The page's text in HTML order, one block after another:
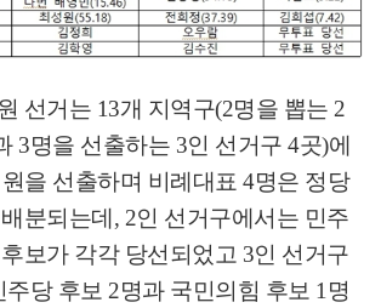
선거는 13개 지역구(2명을 뽑는 2
3명을 선출하는 3인 선거구 4곳)에
을 선출하며 비례대표 4명은 정당
분되는데 , 2인 선거구에서는 민주
보가 각각 당선되었고 3인 선거구
주당 후보 2명과 국민의힘 후보 1 명